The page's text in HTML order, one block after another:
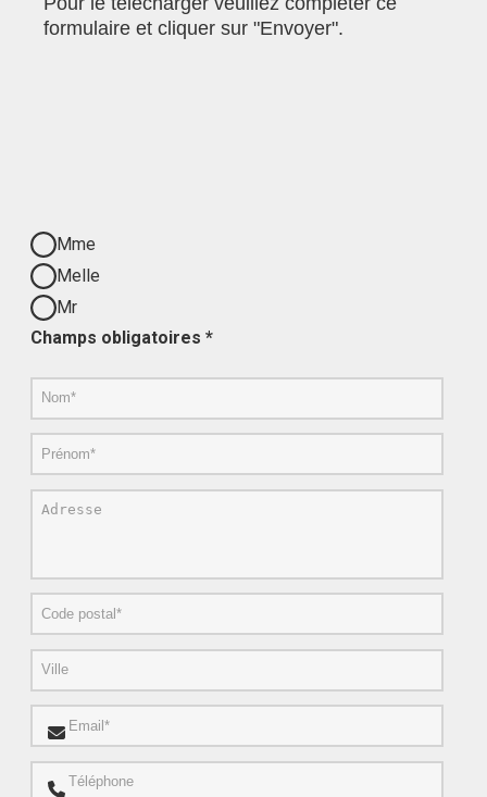
formulaire et cliquer sur "Envoyer".
Mme
Melle
Mr
Champs obligatoires *